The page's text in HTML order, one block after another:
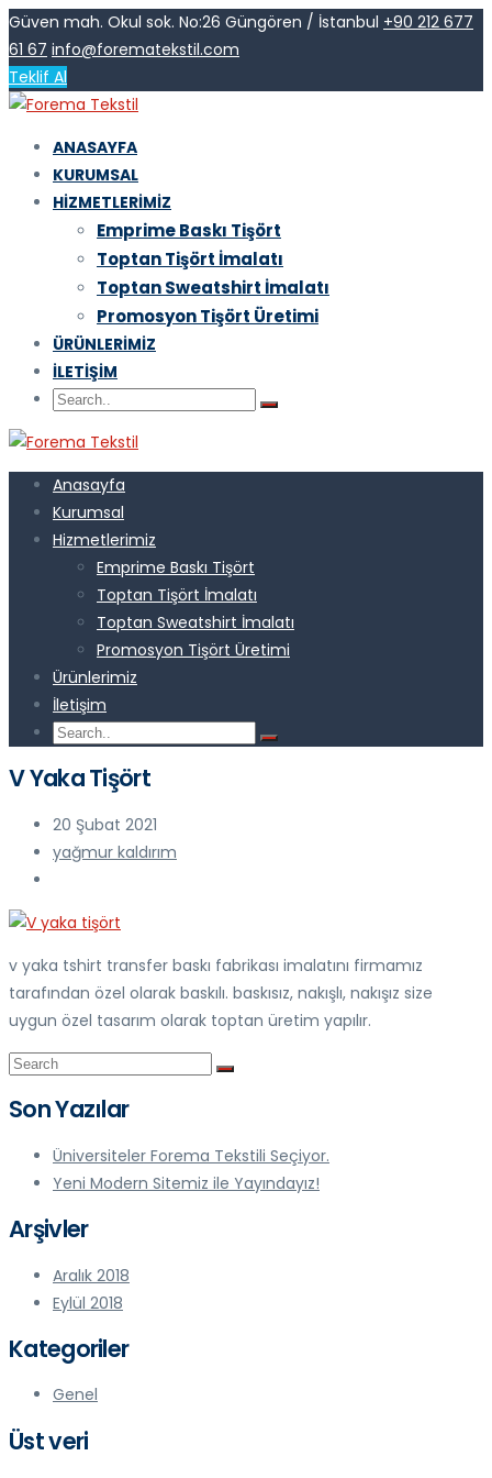
Güven mah. Okul sok. No:26 Güngören / İstanbul +90 212 677
61 67 info@forematekstil.com
Teklif Al
ANASAYFA
KURUMSAL
HIZMETLERIMIZ
Emprime Baskı Tişört
Toptan Tişört İmalatı
Toptan Sweatshirt İmalatı
Promosyon Tişört Üretimi
ÜRÜNLERIMIZ
İLETIŞIM
Anasayfa
Kurumsal
Hizmetlerimiz
Emprime Baskı Tişört
Toptan Tişört İmalatı
Toptan Sweatshirt İmalatı
Promosyon Tişört Üretimi
Ürünlerimiz
İletişim
V Yaka Tişört
20 Şubat 2021
yağmur kaldırım
v yaka tshirt transfer baskı fabrikası imalatını firmamız
tarafından özel olarak baskılı. baskısız, nakışlı, nakışız size
uygun özel tasarım olarak toptan üretim yapılır.
Son Yazılar
Üniversiteler Forema Tekstili Seçiyor.
Yeni Modern Sitemiz ile Yayındayız!
Arşivler
Aralık 2018
Eylül 2018
Kategoriler
Genel
Üst veri